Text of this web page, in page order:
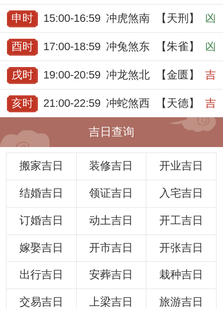
申时 15:00-16:59 冲虎煞南 【天刑】 凶
酉时 17:00-18:59 冲兔煞东 【朱雀】 凶
戌时 19:00-20:59 冲龙煞北 【金匮】 吉
亥时 21:00-22:59 冲蛇煞西 【天德】 吉
吉日查询
搬家吉日 装修吉日 开业吉日
结婚吉日 领证吉日 入宅吉日
订婚吉日 动土吉日 开工吉日
嫁娶吉日 开市吉日 开张吉日
出行吉日 安葬吉日 栽种吉日
交易吉日 上梁吉日 旅游吉日